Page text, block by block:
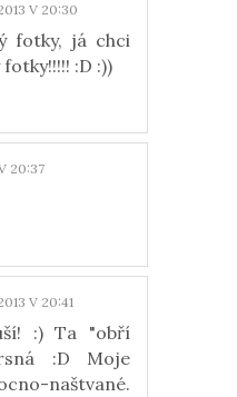
V 20:30
fotky, já chci
:D :))
20:37
V 20:41
:) Ta "obří
:D Moje
naštvané.